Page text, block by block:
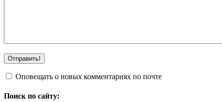
Оповещать о новых комментариях по почте
Поиск по сайту: